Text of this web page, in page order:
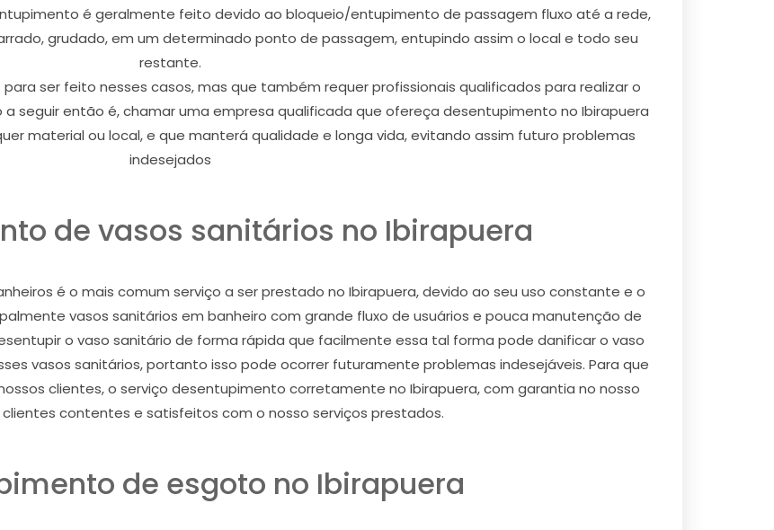
é geralmente feito devido ao bloqueio/entupimento de passagem fluxo até a rede,
grudado, em um determinado ponto de passagem, entupindo assim o local e todo seu
restante.
ser feito nesses casos, mas que também requer profissionais qualificados para realizar o
seguir então é, chamar uma empresa qualificada que ofereça desentupimento no Ibirapuera
material ou local, e que manterá qualidade e longa vida, evitando assim futuro problemas
indesejados
de vasos sanitários no Ibirapuera
é o mais comum serviço a ser prestado no Ibirapuera, devido ao seu uso constante e o
vasos sanitários em banheiro com grande fluxo de usuários e pouca manutenção de
o vaso sanitário de forma rápida que facilmente essa tal forma pode danificar o vaso
vasos sanitários, portanto isso pode ocorrer futuramente problemas indesejáveis. Para que
clientes, o serviço desentupimento corretamente no Ibirapuera, com garantia no nosso
contentes e satisfeitos com o nosso serviços prestados.
de esgoto no Ibirapuera